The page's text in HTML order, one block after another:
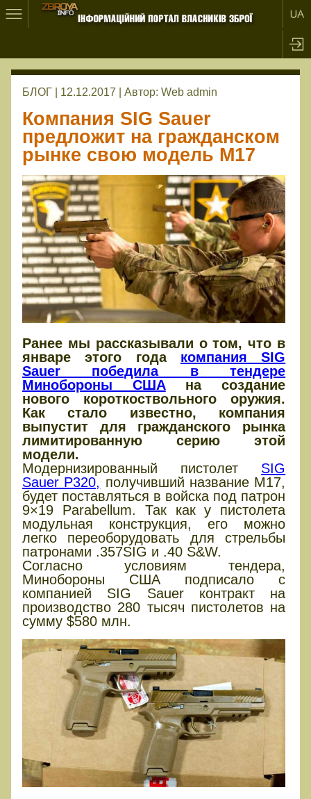
БЛОГ | 12.12.2017 | Автор: Web admin
Компания SIG Sauer
предложит на гражданском
рынке свою модель M17
Ранее мы рассказывали о том, что в
январе этого года компания SIG
Sauer победила в тендере
Минобороны СШАна создание
нового короткоствольного оружия.
Как стало известно, компания
выпустит для гражданского рынка
лимитированную серию этой
модели.
Модернизированный пистолет SIG
Sauer P320, получивший название M17,
будет поставляться в войска под патрон
9×19 Parabellum. Так как у пистолета
модульная конструкция, его можно
легко переоборудовать для стрельбы
патронами .357SIG и .40 S&W.
Согласно условиям тендера,
Минобороны США подписало с
компанией SIG Sauer контракт на
производство 280 тысяч пистолетов на
сумму $580 млн.